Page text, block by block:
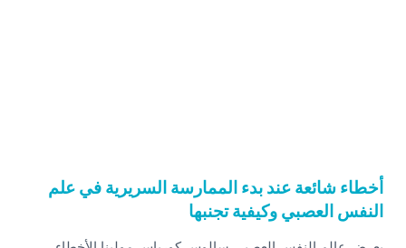
أخطاء شائعة عند بدء الممارسة السريرية في علم
النفس العصبي وكيفية تجنبها